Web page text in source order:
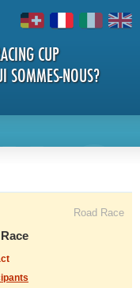
CUP
SOMMES-NOUS?
Road Race